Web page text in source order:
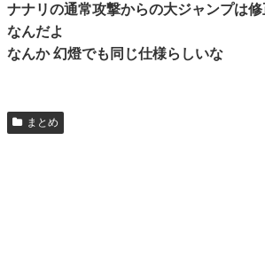
ナナリの通常攻撃からの大ジャンプは
なんだよ
なんか 幻燈でも同じ仕様らしいな
まとめ